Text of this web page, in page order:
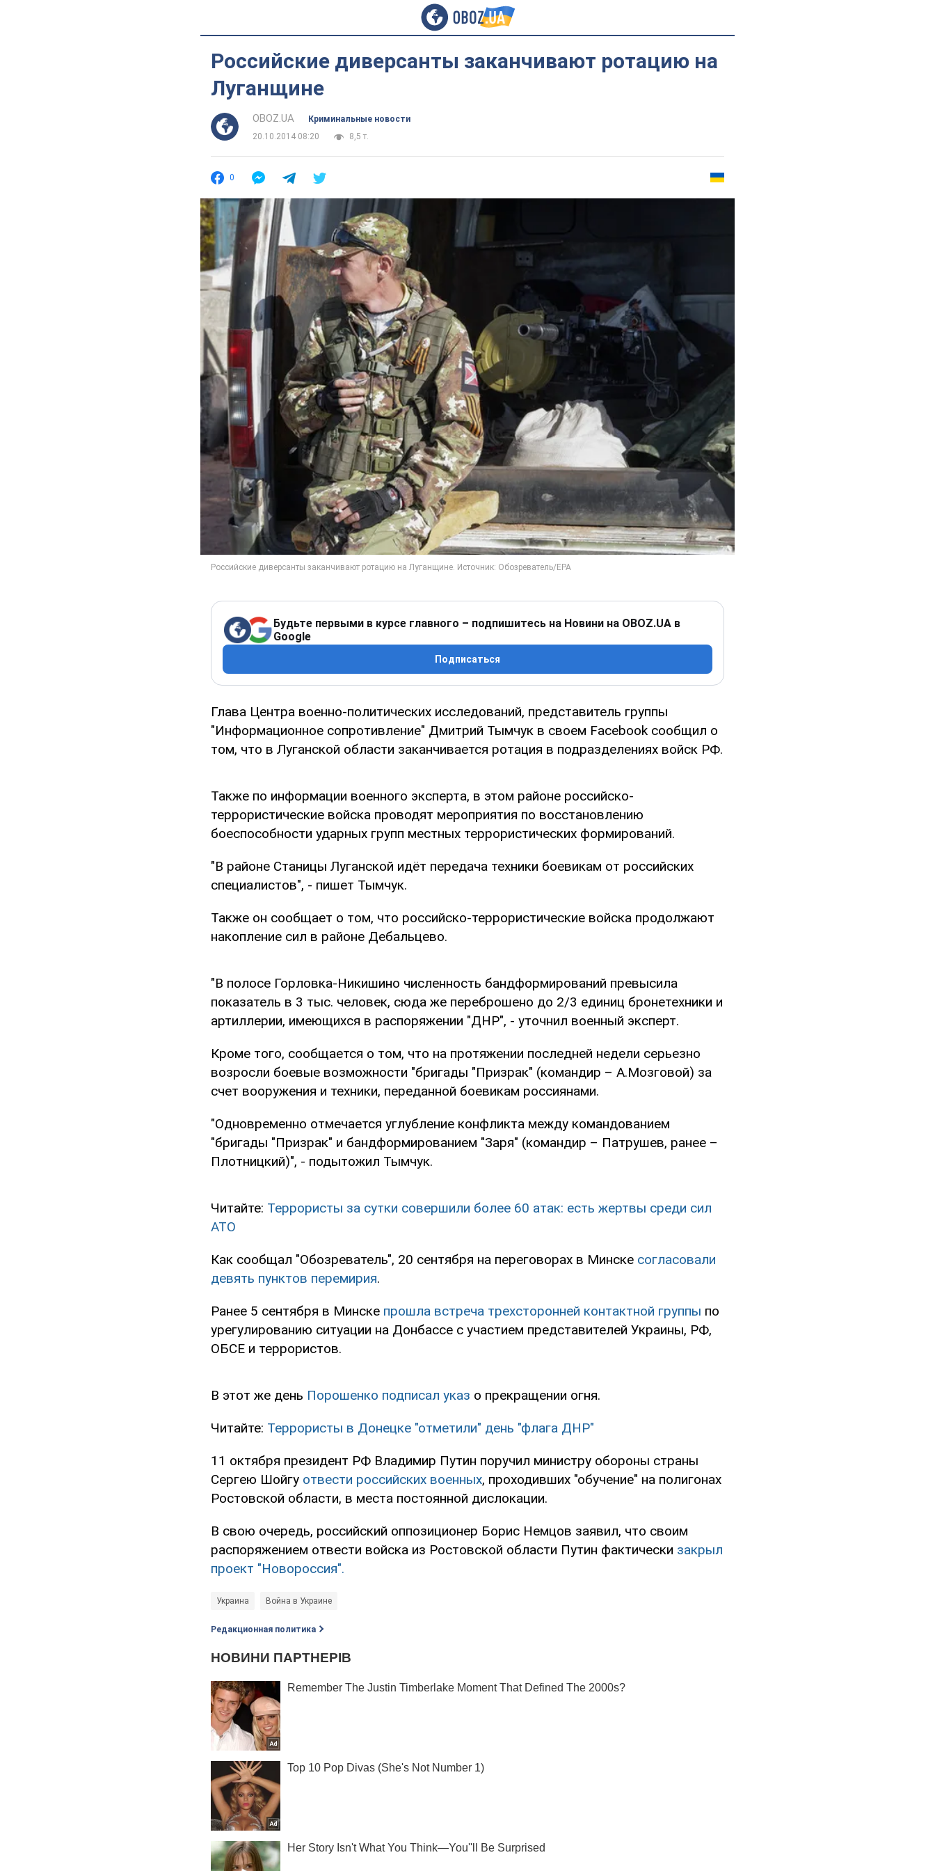
Российские диверсанты заканчивают ротацию на
Луганщине
OBOZ.UA
Криминальные новости
20.10.2014 08:20
8,5 т.
0
Будьте первыми в курсе главного – подпишитесь на Новини на OBOZ.UA в
Google
Подписаться
Глава Центра военно-политических исследований, представитель группы
"Информационное сопротивление" Дмитрий Тымчук в своем Facebook сообщил о
том, что в Луганской области заканчивается ротация в подразделениях войск РФ.
Также по информации военного эксперта, в этом районе российско-
террористические войска проводят мероприятия по восстановлению
боеспособности ударных групп местных террористических формирований.
"В районе Станицы Луганской идёт передача техники боевикам от российских
специалистов", - пишет Тымчук.
Также он сообщает о том, что российско-террористические войска продолжают
накопление сил в районе Дебальцево.
"В полосе Горловка-Никишино численность бандформирований превысила
показатель в 3 тыс. человек, сюда же переброшено до 2/3 единиц бронетехники и
артиллерии, имеющихся в распоряжении "ДНР", - уточнил военный эксперт.
Кроме того, сообщается о том, что на протяжении последней недели серьезно
возросли боевые возможности "бригады "Призрак" (командир – А.Мозговой) за
счет вооружения и техники, переданной боевикам россиянами.
"Одновременно отмечается углубление конфликта между командованием
"бригады "Призрак" и бандформированием "Заря" (командир – Патрушев, ранее –
Плотницкий)", - подытожил Тымчук.
Читайте: Террористы за сутки совершили более 60 атак: есть жертвы среди сил
АТО
Как сообщал "Обозреватель", 20 сентября на переговорах в Минске согласовали
девять пунктов перемирия.
Ранее 5 сентября в Минске прошла встреча трехсторонней контактной группы по
урегулированию ситуации на Донбассе с участием представителей Украины, РФ,
ОБСЕ и террористов.
В этот же день Порошенко подписал указ о прекращении огня.
Читайте: Террористы в Донецке "отметили" день "флага ДНР"
11 октября президент РФ Владимир Путин поручил министру обороны страны
Сергею Шойгу отвести российских военных, проходивших "обучение" на полигонах
Ростовской области, в места постоянной дислокации.
В свою очередь, российский оппозиционер Борис Немцов заявил, что своим
распоряжением отвести войска из Ростовской области Путин фактически закрыл
проект "Новороссия".
Украина Война в Украине
Редакционная политика